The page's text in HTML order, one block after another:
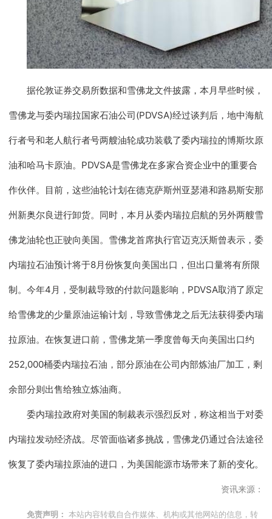
据伦敦证券交易所数据和雪佛龙文件披露，本月早些时候，
雪佛龙与委内瑞拉国家石油公司(PDVSA)经过谈判后，地中海航
行者号和老人航行者号两艘油轮成功装载了委内瑞拉的博斯坎原
油和哈马卡原油。PDVSA是雪佛龙在多家合资企业中的重要合
作伙伴。目前，这些油轮计划在德克萨斯州亚瑟港和路易斯安那
州新奥尔良进行卸货。同时，本月从委内瑞拉启航的另外两艘雪
佛龙油轮也正驶向美国。雪佛龙首席执行官迈克沃斯曾表示，委
内瑞拉石油预计将于8月份恢复向美国出口，但出口量将有所限
制。今年4月，受制裁导致的付款问题影响，PDVSA取消了原定
给雪佛龙的少量原油运输计划，导致雪佛龙之后无法获得委内瑞
拉原油。在恢复进口前，雪佛龙第一季度曾每天向美国出口约
252,000桶委内瑞拉石油，部分原油在公司内部炼油厂加工，剩
余部分则出售给独立炼油商。
委内瑞拉政府对美国的制裁表示强烈反对，称这相当于对委
内瑞拉发动经济战。尽管面临诸多挑战，雪佛龙仍通过合法途径
恢复了委内瑞拉原油的进口，为美国能源市场带来了新的变化。
资讯来源：
免责声明： 本站内容转载自合作媒体、机构或其他网站的信息，转